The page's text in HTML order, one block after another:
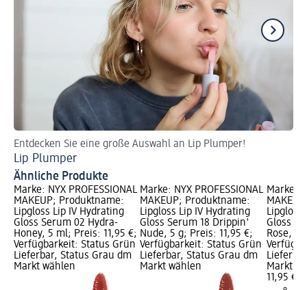
Entdecken Sie eine große Auswahl an Lip Plumper!
Lip Plumper
Ähnliche Produkte
Marke: NYX PROFESSIONAL
MAKEUP; Produktname:
Lipgloss Lip IV Hydrating
Gloss Serum 02 Hydra-
Honey, 5 ml; Preis: 11,95 €;
Verfügbarkeit: Status Grün
Lieferbar, Status Grau dm
Markt wählen
Marke: NYX PROFESSIONAL
MAKEUP; Produktname:
Lipgloss Lip IV Hydrating
Gloss Serum 18 Drippin'
Nude, 5 g; Preis: 11,95 €;
Verfügbarkeit: Status Grün
Lieferbar, Status Grau dm
Markt wählen
Marke:
Lipgloss
Gloss
Rose, 5
Markt
11,95 €